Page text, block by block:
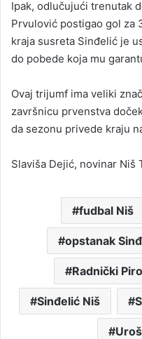
Ipak, odlučujući trenutak
Prvulović postigao gol za
kraja susreta Sinđelić je
do pobede koja mu
Ovaj trijumf ima veliki
završnicu prvenstva
da sezonu privede kraju
Slaviša Dejić, novinar Niš
fudbal Niš
opstanak
Radnički
Sinđelić Niš